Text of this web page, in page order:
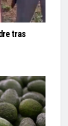
tras